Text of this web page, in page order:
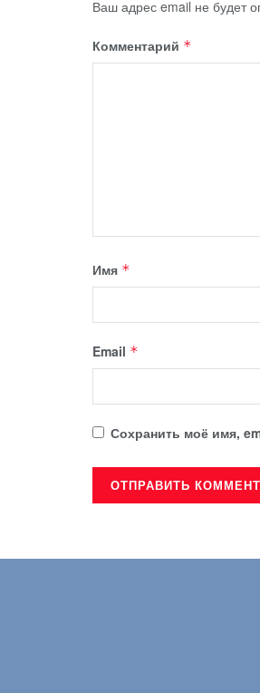
Ваш адрес email не будет
Комментарий *
Имя *
Email *
Сохранить моё имя,